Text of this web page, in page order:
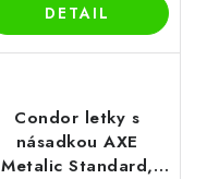
DETAIL
Condor letky s
násadkou AXE
Metalic Standard,